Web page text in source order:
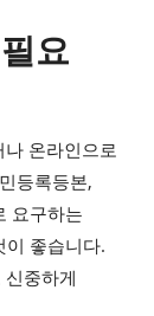
요
온라인으로
등록등본,
요구하는
이 좋습니다.
중하게